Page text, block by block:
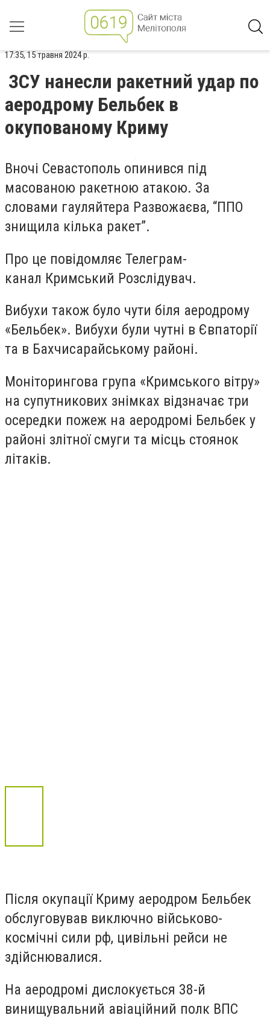
17:35, 15 травня 2024 р.
ЗСУ нанесли ракетний удар по
аеродрому Бельбек в
окупованому Криму
Вночі Севастополь опинився під
масованою ракетною атакою. За
словами гауляйтера Развожаєва, “ППО
знищила кілька ракет”.
Про це повідомляє Телеграм-
канал Кримський Розслідувач.
Вибухи також було чути біля аеродрому
«Бельбек». Вибухи були чутні в Євпаторії
та в Бахчисарайському районі.
Моніторингова група «Кримського вітру»
на супутникових знімках відзначає три
осередки пожеж на аеродромі Бельбек у
районі злітної смуги та місць стоянок
літаків.
Після окупації Криму аеродром Бельбек
обслуговував виключно військово-
космічні сили рф, цивільні рейси не
здійснювалися.
На аеродромі дислокується 38-й
винищувальний авіаційний полк ВПС